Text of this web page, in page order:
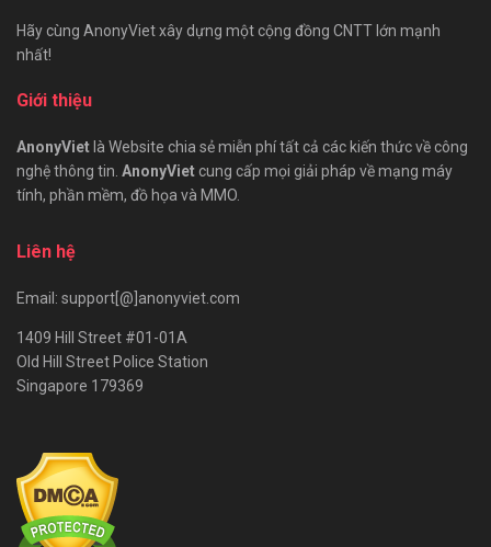
Hãy cùng AnonyViet xây dựng một cộng đồng CNTT lớn mạnh
nhất!
Giới thiệu
AnonyViet là Website chia sẻ miễn phí tất cả các kiến thức về công
nghệ thông tin. AnonyViet cung cấp mọi giải pháp về mạng máy
tính, phần mềm, đồ họa và MMO.
Liên hệ
Email: support[@]anonyviet.com
1409 Hill Street #01-01A
Old Hill Street Police Station
Singapore 179369